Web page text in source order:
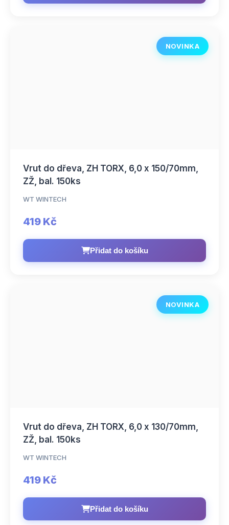
NOVINKA
Vrut do dřeva, ZH TORX, 6,0 x 150/70mm,
ZŽ, bal. 150ks
WT WINTECH
419 Kč
Přidat do košíku
NOVINKA
Vrut do dřeva, ZH TORX, 6,0 x 130/70mm,
ZŽ, bal. 150ks
WT WINTECH
419 Kč
Přidat do košíku